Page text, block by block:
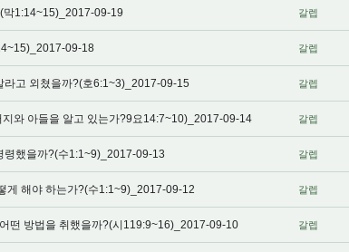
막1:14~15)_2017-09-19 갈렙
09-18 갈렙
라고 외쳤을까?(호6:1~3)_2017-09-15 갈렙
와 아들을 알고 있는가?9요14:7~10)_2017-09-14 갈렙
령했을까?(수1:1~9)_2017-09-13 갈렙
게 해야 하는가?(수1:1~9)_2017-09-12 갈렙
떤 방법을 취했을까?(시119:9~16)_2017-09-10 갈렙